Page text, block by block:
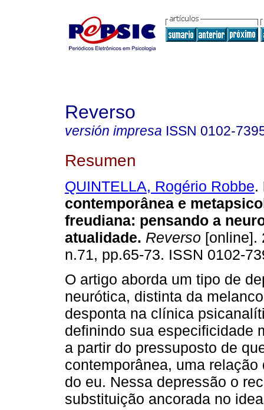
Reverso
versión impresa ISSN 0102-
Resumen
QUINTELLA, Rogério Robbe.
contemporânea e
freudiana: pensando a
atualidade. Reverso [online].
n.71, pp.65-73. ISSN 0102-
O artigo aborda um tipo de
neurótica, distinta da
desponta na clínica
definindo sua especificidade
a partir do pressuposto de
contemporânea, uma
do eu. Nessa depressão o
substituição ancorada no